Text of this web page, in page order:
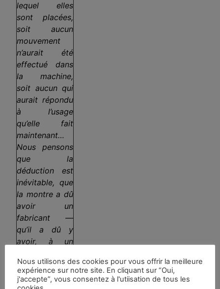
lequel elles
sont placées,
soit aucun
mouvement
n’aurait été
effectué dans
la machine,
soit aucun qui
aurait répondu
à l’usage
qu’elle fait
maintenant…
Nous pensons
que la
déduction est
inévitable, que
la montre a dû
avoir un
fabricant —
qu’il a dû y
avoir, à un
et à un endroit
ou un autre, un
Nous utilisons des cookies pour vous offrir la meilleure
expérience sur notre site. En cliquant sur “Oui,
j'accepte”, vous consentez à l'utiisation de tous les